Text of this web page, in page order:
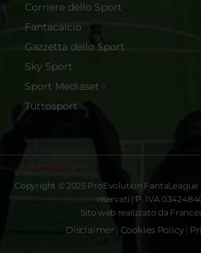
Corriere dello Sport
Fantacalcio
Gazzetta dello Sport
Sky Sport
Sport Mediaset
Tuttosport
Copyright © 2025 ProEvolution FantaLeague
riservati | P. IVA
Sito web realizzato da
Disclaimer Cookies Policy|